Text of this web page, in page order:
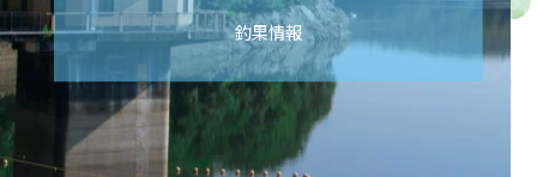
釣果情報